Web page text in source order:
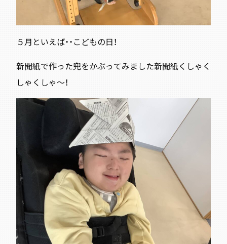
５月といえば・・こどもの日！
新聞紙で作った兜をかぶってみました新聞紙くしゃく
しゃくしゃ〜！